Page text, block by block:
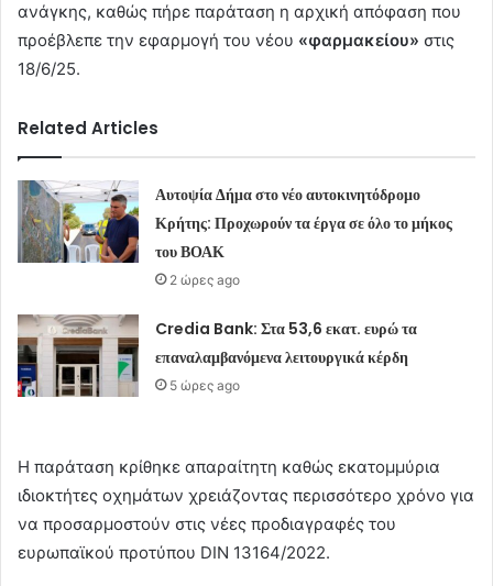
ανάγκης, καθώς πήρε παράταση η αρχική απόφαση που
προέβλεπε την εφαρμογή του νέου «φαρμακείου» στις
18/6/25.
Related Articles
Αυτοψία Δήμα στο νέο αυτοκινητόδρομο
Κρήτης: Προχωρούν τα έργα σε όλο το μήκος
του ΒΟΑΚ
2 ώρες ago
Credia Bank: Στα 53,6 εκατ. ευρώ τα
επαναλαμβανόμενα λειτουργικά κέρδη
5 ώρες ago
Η παράταση κρίθηκε απαραίτητη καθώς εκατομμύρια
ιδιοκτήτες οχημάτων χρειάζοντας περισσότερο χρόνο για
να προσαρμοστούν στις νέες προδιαγραφές του
ευρωπαϊκού προτύπου DIN 13164/2022.